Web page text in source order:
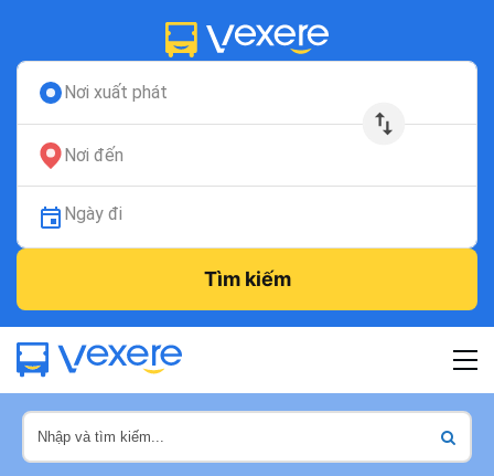
Nơi xuất phát
Nơi đến
Ngày đi
Tìm kiếm